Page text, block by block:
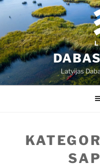
Doties
saturu
Latvijas